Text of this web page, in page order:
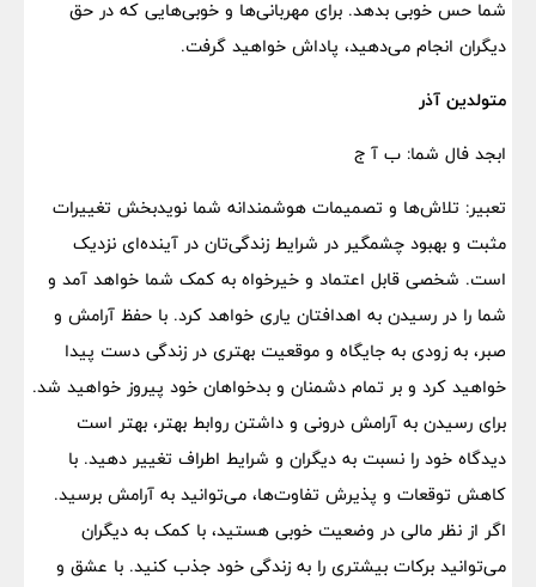
شما حس خوبی بدهد. برای مهربانی‌ها و خوبی‌هایی که در حق
دیگران انجام می‌دهید، پاداش خواهید گرفت.
متولدین آذر
ابجد فال شما: ب آ ج
تعبیر: تلاش‌ها و تصمیمات هوشمندانه شما نویدبخش تغییرات
مثبت و بهبود چشمگیر در شرایط زندگی‌تان در آینده‌ای نزدیک
است. شخصی قابل اعتماد و خیرخواه به کمک شما خواهد آمد و
شما را در رسیدن به اهدافتان یاری خواهد کرد. با حفظ آرامش و
صبر، به زودی به جایگاه و موقعیت بهتری در زندگی دست پیدا
خواهید کرد و بر تمام دشمنان و بدخواهان خود پیروز خواهید شد.
برای رسیدن به آرامش درونی و داشتن روابط بهتر، بهتر است
دیدگاه خود را نسبت به دیگران و شرایط اطراف تغییر دهید. با
کاهش توقعات و پذیرش تفاوت‌ها، می‌توانید به آرامش برسید.
اگر از نظر مالی در وضعیت خوبی هستید، با کمک به دیگران
می‌توانید برکات بیشتری را به زندگی خود جذب کنید. با عشق و